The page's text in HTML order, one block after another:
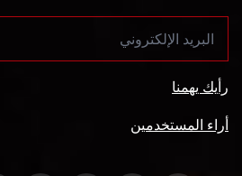
رأيك يهمنا
أراء المستخدمين